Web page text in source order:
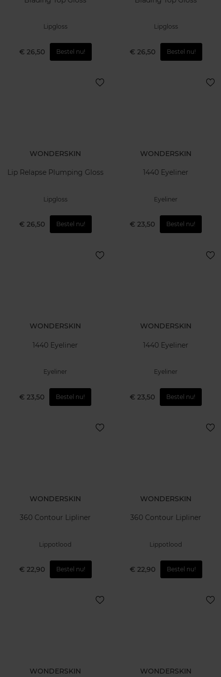
Lipgloss
€ 26,50 Bestel nu!
Lipgloss
€ 26,50 Bestel nu!
WONDERSKIN
Lip Relapse Plumping Gloss
Lipgloss
€ 26,50 Bestel nu!
WONDERSKIN
1440 Eyeliner
Eyeliner
€ 23,50 Bestel nu!
WONDERSKIN
1440 Eyeliner
Eyeliner
€ 23,50 Bestel nu!
WONDERSKIN
1440 Eyeliner
Eyeliner
€ 23,50 Bestel nu!
WONDERSKIN
360 Contour Lipliner
Lippotlood
€ 22,90 Bestel nu!
WONDERSKIN
360 Contour Lipliner
Lippotlood
€ 22,90 Bestel nu!
WONDERSKIN WONDERSKIN